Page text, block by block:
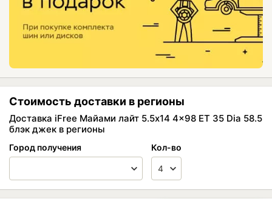
Стоимость доставки в регионы
Доставка iFree Майами лайт 5.5x14 4x98 ET 35 Dia 58.5
блэк джек в регионы
Город получения Кол-во